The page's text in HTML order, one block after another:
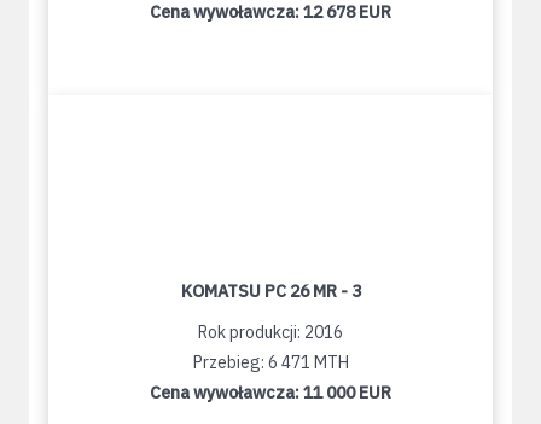
Cena wywoławcza:12 678 EUR
KOMATSU PC 26 MR - 3
Rok produkcji: 2016
Przebieg: 6 471 MTH
Cena wywoławcza:11 000 EUR